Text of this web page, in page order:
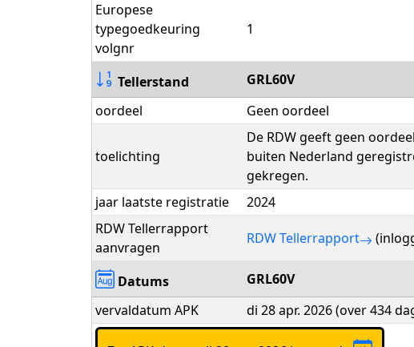
Europese
typegoedkeuring
volgnr
1
Tellerstand
GRL60V
oordeel
Geen oordeel
toelichting
De RDW geeft geen
buiten Nederland
gekregen.
jaar laatste registratie
2024
RDW Tellerrapport
aanvragen
RDW Tellerrapport
Datums
GRL60V
vervaldatum APK
di 28 apr. 2026 (over 434